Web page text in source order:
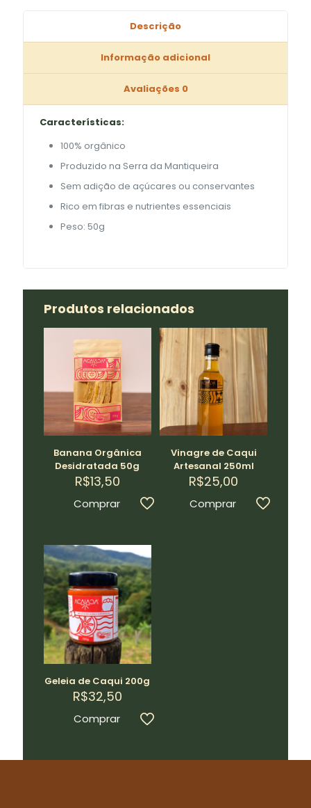
Descrição
Informação adicional
Avaliações 0
Características:
100% orgânico
Produzido na Serra da Mantiqueira
Sem adição de açúcares ou conservantes
Rico em fibras e nutrientes essenciais
Peso: 50g
Produtos relacionados
Banana Orgânica
Desidratada 50g
R$13,50
Comprar
Vinagre de Caqui
Artesanal 250ml
R$25,00
Comprar
Geleia de Caqui 200g
R$32,50
Comprar